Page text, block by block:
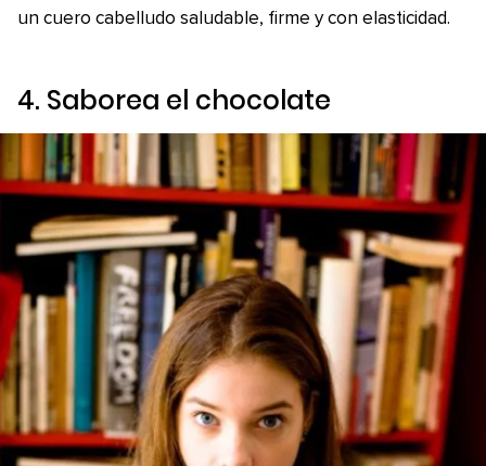
un cuero cabelludo saludable, firme y con elasticidad.
4. Saborea el chocolate